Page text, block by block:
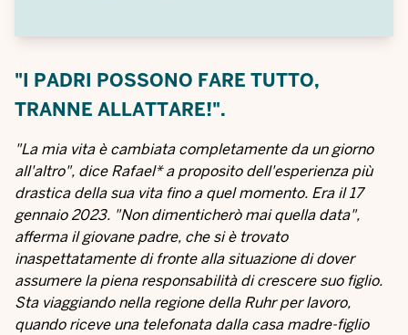
"I PADRI POSSONO FARE TUTTO,
TRANNE ALLATTARE!".
"La mia vita è cambiata completamente da un giorno
all'altro", dice Rafael* a proposito dell'esperienza più
drastica della sua vita fino a quel momento. Era il 17
gennaio 2023. "Non dimenticherò mai quella data",
afferma il giovane padre, che si è trovato
inaspettatamente di fronte alla situazione di dover
assumere la piena responsabilità di crescere suo figlio.
Sta viaggiando nella regione della Ruhr per lavoro,
quando riceve una telefonata dalla casa madre-figlio